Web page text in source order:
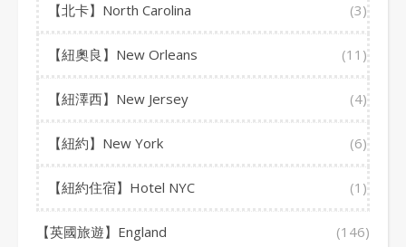
【北卡】North Carolina (3)
【紐奧良】New Orleans (11)
【紐澤西】New Jersey (4)
【紐約】New York (6)
【紐約住宿】Hotel NYC (1)
【英國旅遊】England (146)